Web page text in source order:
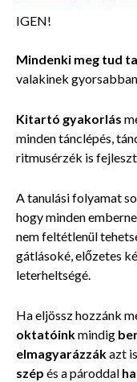
IGEN!
Mindenki meg tud
valakinek
Kitartó gyakorlás
minden tánclépés,
ritmusérzék is
A tanulási folyamat
hogy minden
nem feltétlenül
gátlásoké, előzetes
leterheltségé.
Ha eljössz hozzánk
oktatóinkmindig
elmagyarázzákazt
szép és a pároddal